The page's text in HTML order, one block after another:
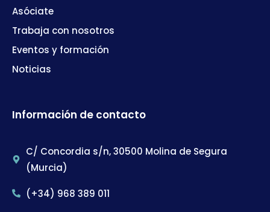
Asóciate
Trabaja con nosotros
Eventos y formación
Noticias
Información de contacto
C/ Concordia s/n, 30500 Molina de Segura
(Murcia)
(+34) 968 389 011